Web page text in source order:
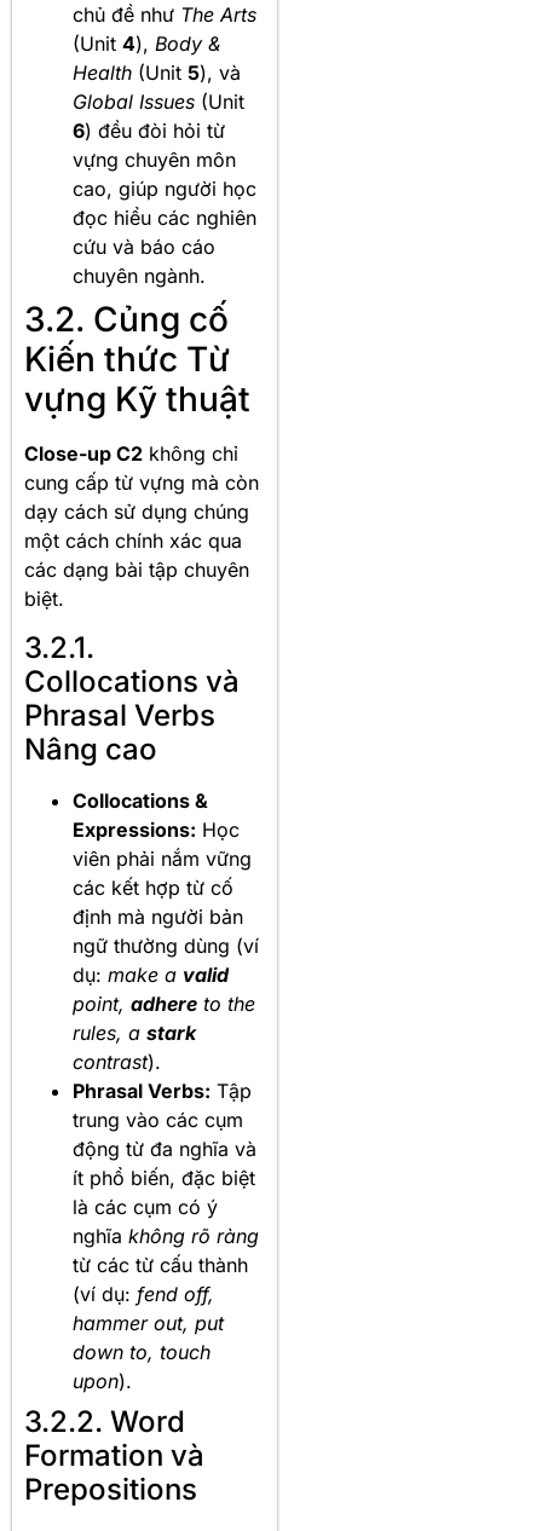
chủ đề như The Arts
(Unit 4), Body &
Health (Unit 5), và
Global Issues (Unit
6) đều đòi hỏi từ
vựng chuyên môn
cao, giúp người học
đọc hiểu các nghiên
cứu và báo cáo
chuyên ngành.
3.2. Củng cố
Kiến thức Từ
vựng Kỹ thuật
Close-up C2 không chỉ
cung cấp từ vựng mà còn
dạy cách sử dụng chúng
một cách chính xác qua
các dạng bài tập chuyên
biệt.
3.2.1.
Collocations và
Phrasal Verbs
Nâng cao
Collocations &
Expressions: Học
viên phải nắm vững
các kết hợp từ cố
định mà người bản
ngữ thường dùng (ví
dụ: make a valid
point, adhere to the
rules, a stark
contrast).
Phrasal Verbs: Tập
trung vào các cụm
động từ đa nghĩa và
ít phổ biến, đặc biệt
là các cụm có ý
nghĩa không rõ ràng
từ các từ cấu thành
(ví dụ: fend off,
hammer out, put
down to, touch
upon).
3.2.2. Word
Formation và
Prepositions